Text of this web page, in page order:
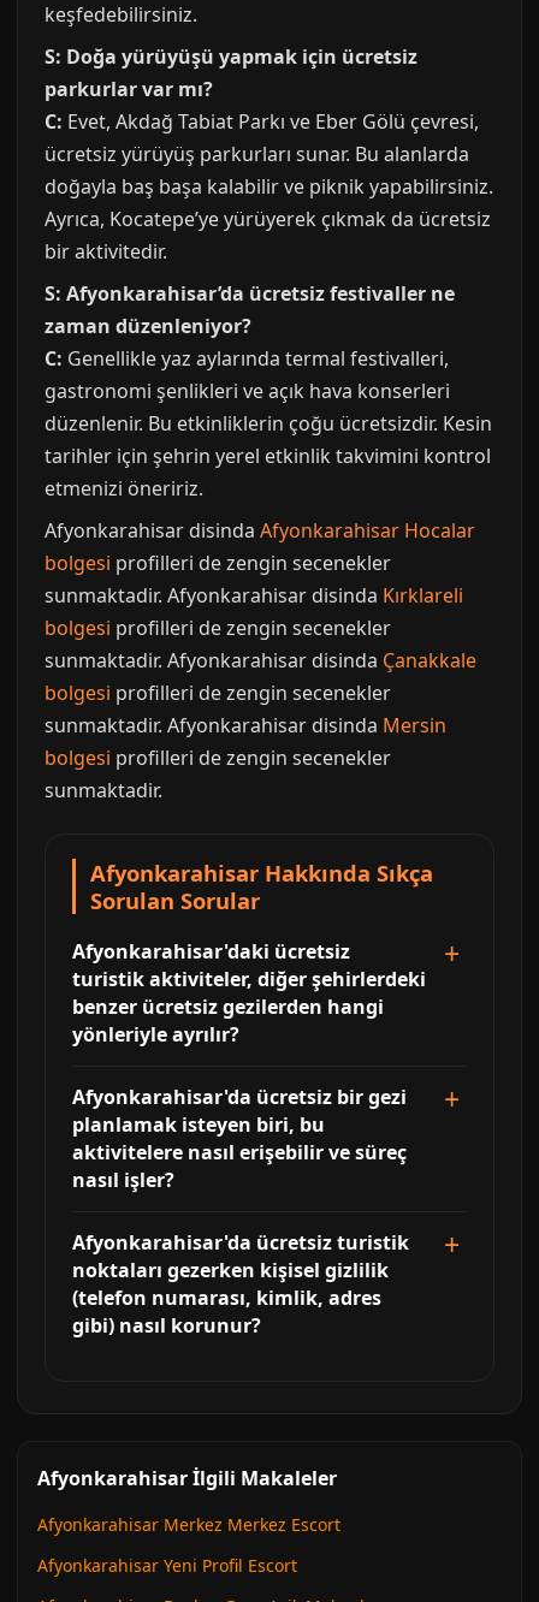
keşfedebilirsiniz.
S: Doğa yürüyüşü yapmak için ücretsiz
parkurlar var mı?
C: Evet, Akdağ Tabiat Parkı ve Eber Gölü çevresi,
ücretsiz yürüyüş parkurları sunar. Bu alanlarda
doğayla baş başa kalabilir ve piknik yapabilirsiniz.
Ayrıca, Kocatepe’ye yürüyerek çıkmak da ücretsiz
bir aktivitedir.
S: Afyonkarahisar’da ücretsiz festivaller ne
zaman düzenleniyor?
C: Genellikle yaz aylarında termal festivalleri,
gastronomi şenlikleri ve açık hava konserleri
düzenlenir. Bu etkinliklerin çoğu ücretsizdir. Kesin
tarihler için şehrin yerel etkinlik takvimini kontrol
etmenizi öneririz.
Afyonkarahisar disinda Afyonkarahisar Hocalar
bolgesi profilleri de zengin secenekler
sunmaktadir. Afyonkarahisar disinda Kırklareli
bolgesi profilleri de zengin secenekler
sunmaktadir. Afyonkarahisar disinda Çanakkale
bolgesi profilleri de zengin secenekler
sunmaktadir. Afyonkarahisar disinda Mersin
bolgesi profilleri de zengin secenekler
sunmaktadir.
Afyonkarahisar Hakkında Sıkça
Sorulan Sorular
Afyonkarahisar'daki ücretsiz
turistik aktiviteler, diğer şehirlerdeki
benzer ücretsiz gezilerden hangi
yönleriyle ayrılır?
Afyonkarahisar'da ücretsiz bir gezi
planlamak isteyen biri, bu
aktivitelere nasıl erişebilir ve süreç
nasıl işler?
Afyonkarahisar'da ücretsiz turistik
noktaları gezerken kişisel gizlilik
(telefon numarası, kimlik, adres
gibi) nasıl korunur?
Afyonkarahisar İlgili Makaleler
Afyonkarahisar Merkez Merkez Escort
Afyonkarahisar Yeni Profil Escort